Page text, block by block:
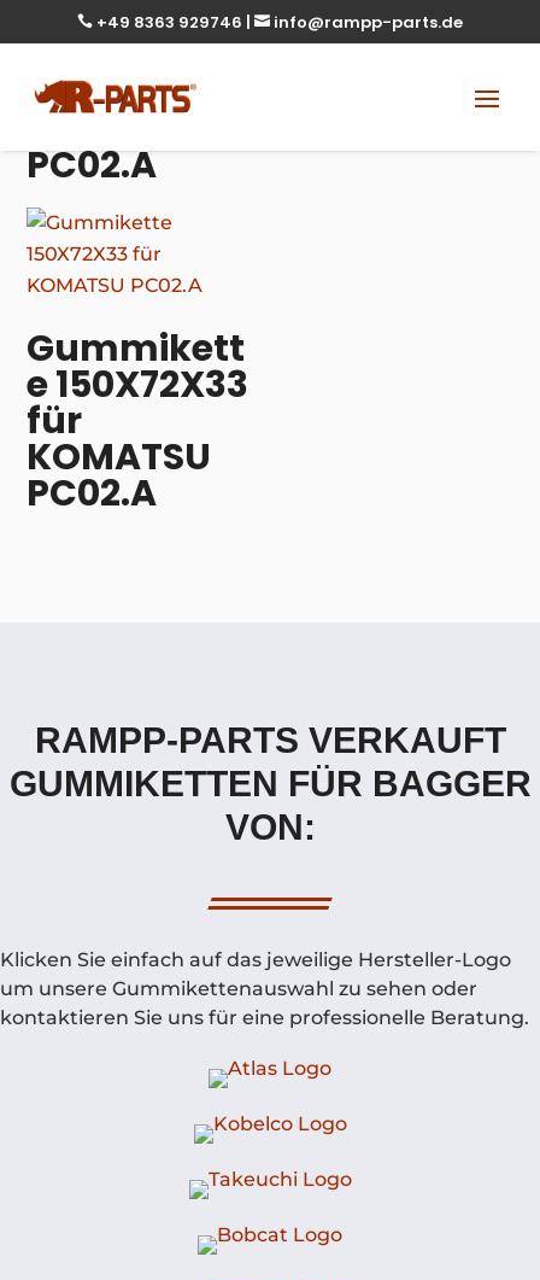
 +49 8363 929746 |  info@rampp-parts.de
PC02.A
Gummikett
e 150X72X33
für
KOMATSU
PC02.A
RAMPP-PARTS VERKAUFT
GUMMIKETTEN FÜR BAGGER
VON:
Klicken Sie einfach auf das jeweilige Hersteller-Logo
um unsere Gummikettenauswahl zu sehen oder
kontaktieren Sie uns für eine professionelle Beratung.